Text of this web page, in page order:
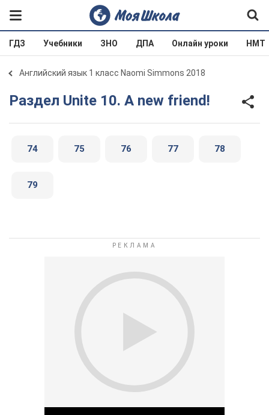
ГДЗ Учебники ЗНО ДПА Онлайн уроки НМТ
Английский язык 1 класс Naomi Simmons 2018
Раздел Unite 10. A new friend!
74 75 76 77 78
79